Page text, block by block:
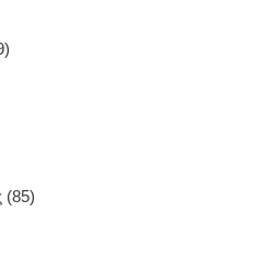
(85)